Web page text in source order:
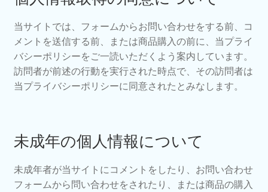
当サイトでは、フォームからお問い合わせをする前、コ
メントを送信する前、または商品購入の前に、当プライ
バシーポリシーをご一読いただくよう案内しています。
訪問者が前述の行動を実行された時点で、その訪問者は
当プライバシーポリシーに同意されたとみなします。
未成年の個人情報について
未成年者が当サイトにコメントをしたり、お問い合わせ
フォームから問い合わせをされたり、または商品の購入